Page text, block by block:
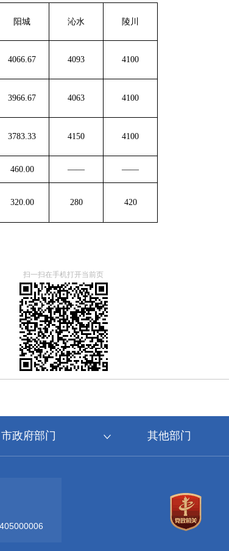
阳城 沁水 陵川
4066.67 4093 4100
3966.67 4063 4100
3783.33 4150 4100
460.00 —— ——
320.00 280 420
扫一扫在手机打开当前页
市政府部门 其他部门